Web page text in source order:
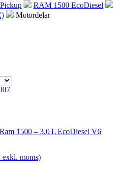
RAM 1500 EcoDiesel
Motordelar
1500 – 3.0 L EcoDiesel V6
exkl. moms)